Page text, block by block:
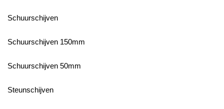
Schuurschijven
Schuurschijven 150mm
Schuurschijven 50mm
Steunschijven